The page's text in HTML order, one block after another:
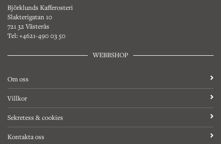
Björklunds Kafferosteri
Slakterigatan 10
721 32 Västerås
Tel: +4621-490 03 50
WEBBSHOP
Om oss
Villkor
Sekretess & cookies
Kontakta oss